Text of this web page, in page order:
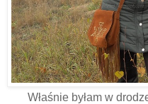
Właśnie byłam w